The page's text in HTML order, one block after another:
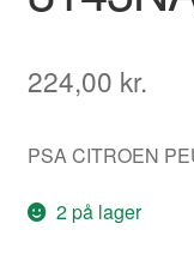
224,00 kr.
PSA CITROEN
2 på lager